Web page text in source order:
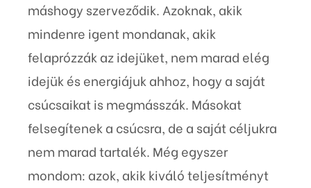
máshogy szerveződik. Azoknak, akik
mindenre igent mondanak, akik
felaprózzák az idejüket, nem marad elég
idejük és energiájuk ahhoz, hogy a saját
csúcsaikat is megmásszák. Másokat
felsegítenek a csúcsra, de a saját céljukra
nem marad tartalék. Még egyszer
mondom: azok, akik kiváló teljesítményt